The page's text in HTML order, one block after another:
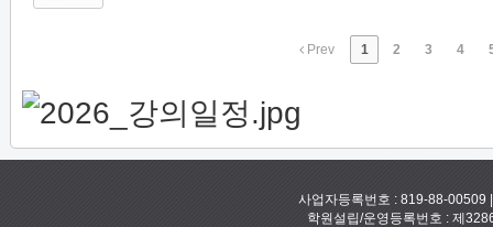
Prev 1 2 3 4
사업자등록번호 : 819-88-00509
학원설립/운영등록번호 : 제